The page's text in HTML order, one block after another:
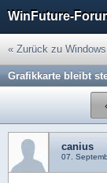
WinFuture-
« Zurück zu
Grafikkarte bleibt
canius
07.